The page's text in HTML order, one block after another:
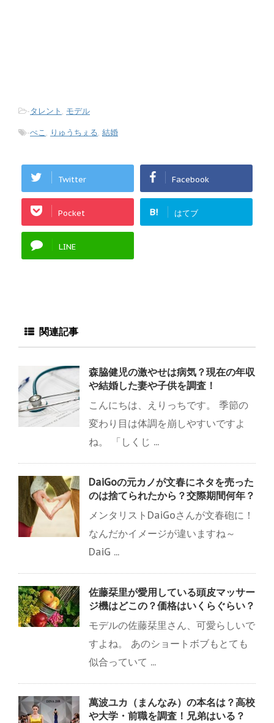
-タレント , モデル
-ぺこ , りゅうちぇる, 結婚
Twitter Facebook
Pocket B! はてブ
LINE
関連記事
森脇健児の激やせは病気？現在の年収
や結婚した妻や子供を調査！
こんにちは、えりっちです。 季節の
変わり目は体調を崩しやすいですよ
ね。 「しくじ ...
DaiGoの元カノが文春にネタを売った
のは捨てられたから？交際期間何年？
メンタリストDaiGoさんが文春砲に！
なんだかイメージが違いますね～
DaiG ...
佐藤栞里が愛用している頭皮マッサー
ジ機はどこの？価格はいくらぐらい？
モデルの佐藤栞里さん、可愛らしいで
すよね。 あのショートボブもとても
似合っていて ...
萬波ユカ（まんなみ）の本名は？高校
や大学・前職を調査！兄弟はいる？